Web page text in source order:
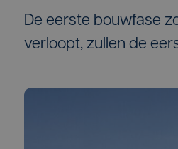
De eerste bouwfase
verloopt, zullen de